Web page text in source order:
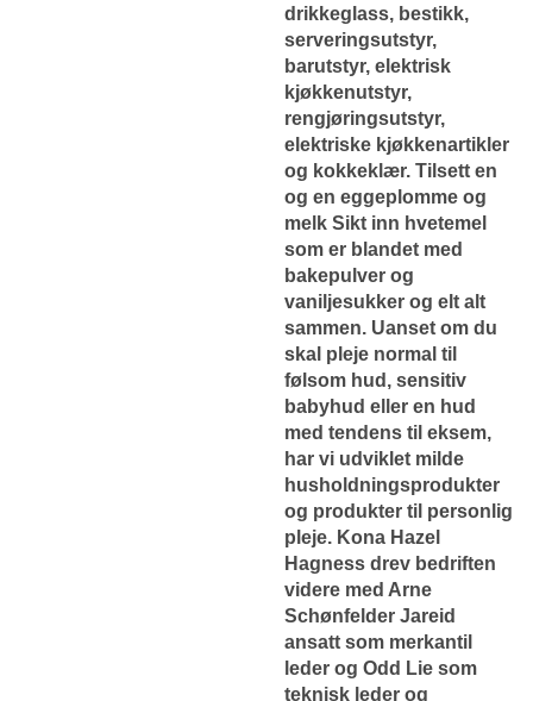
drikkeglass, bestikk,
serveringsutstyr,
barutstyr, elektrisk
kjøkkenutstyr,
rengjøringsutstyr,
elektriske kjøkkenartikler
og kokkeklær. Tilsett en
og en eggeplomme og
melk Sikt inn hvetemel
som er blandet med
bakepulver og
vaniljesukker og elt alt
sammen. Uanset om du
skal pleje normal til
følsom hud, sensitiv
babyhud eller en hud
med tendens til eksem,
har vi udviklet milde
husholdningsprodukter
og produkter til personlig
pleje. Kona Hazel
Hagness drev bedriften
videre med Arne
Schønfelder Jareid
ansatt som merkantil
leder og Odd Lie som
teknisk leder og